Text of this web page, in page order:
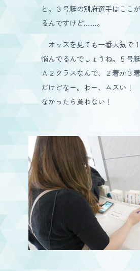
と。３号艇の別府選手はここ
るんですけど……。
オッズを見ても一番人気で
悩んでるんでしょうね。５号
Ａ２クラスなんで、２着か３
だけどなー。わー、ムズい！
なかったら買わない！